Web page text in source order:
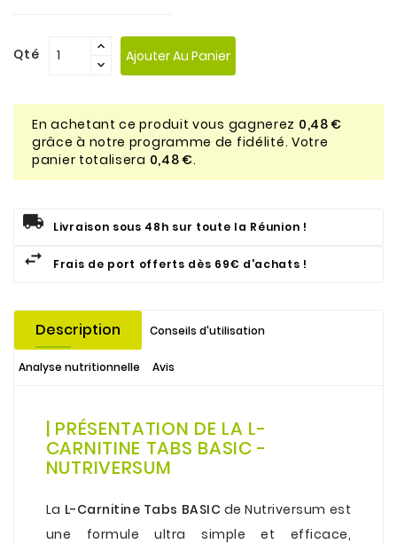
Qté Ajouter Au Panier
En achetant ce produit vous gagnerez 0,48 €
grâce à notre programme de fidélité. Votre
panier totalisera 0,48 €.
Livraison sous 48h sur toute la Réunion !
Frais de port offerts dès 69€ d'achats !
Description Conseils d'utilisation
Analyse nutritionnelle Avis
| PRÉSENTATION DE LA L-
CARNITINE TABS BASIC -
NUTRIVERSUM
La L-Carnitine Tabs BASIC de Nutriversum est
une formule ultra simple et efficace,